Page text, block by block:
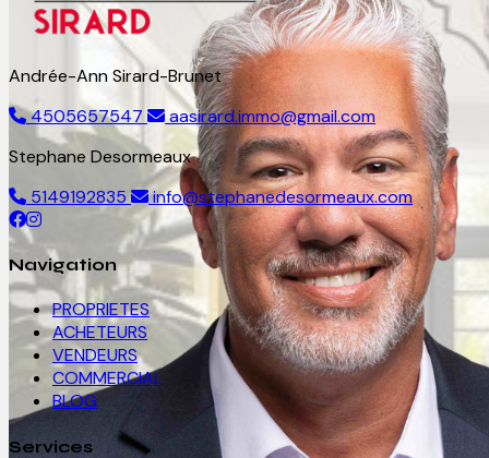
Andrée-Ann Sirard-Brunet
4505657547
aasirard.immo@gmail.com
Stephane Desormeaux
5149192835
info@stephanedesormeaux.com
Navigation
PROPRIETES
ACHETEURS
VENDEURS
COMMERCIAL
BLOG
Services